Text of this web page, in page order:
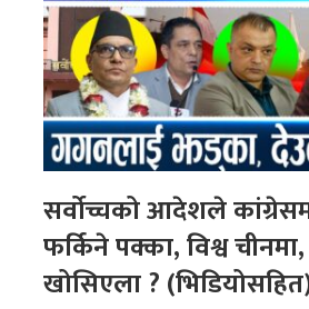
सर्वोच्चको आदेशले
फर्किने पक्का, विश्व
खोसिएला ?